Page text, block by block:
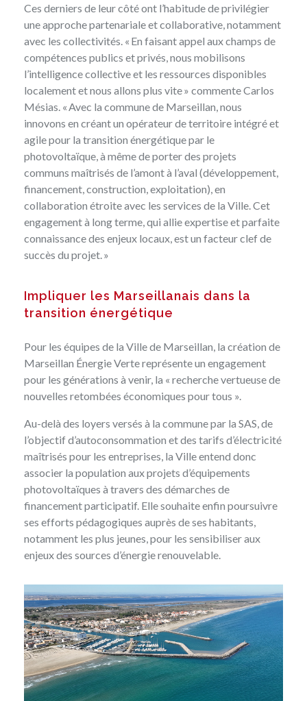
Ces derniers de leur côté ont l’habitude de privilégier
une approche partenariale et collaborative, notamment
avec les collectivités. « En faisant appel aux champs de
compétences publics et privés, nous mobilisons
l’intelligence collective et les ressources disponibles
localement et nous allons plus vite » commente Carlos
Mésias. « Avec la commune de Marseillan, nous
innovons en créant un opérateur de territoire intégré et
agile pour la transition énergétique par le
photovoltaïque, à même de porter des projets
communs maîtrisés de l’amont à l’aval (développement,
financement, construction, exploitation), en
collaboration étroite avec les services de la Ville. Cet
engagement à long terme, qui allie expertise et parfaite
connaissance des enjeux locaux, est un facteur clef de
succès du projet. »
Impliquer les Marseillanais dans la
transition énergétique
Pour les équipes de la Ville de Marseillan, la création de
Marseillan Énergie Verte représente un engagement
pour les générations à venir, la « recherche vertueuse de
nouvelles retombées économiques pour tous ».
Au-delà des loyers versés à la commune par la SAS, de
l’objectif d’autoconsommation et des tarifs d’électricité
maîtrisés pour les entreprises, la Ville entend donc
associer la population aux projets d’équipements
photovoltaïques à travers des démarches de
financement participatif. Elle souhaite enfin poursuivre
ses efforts pédagogiques auprès de ses habitants,
notamment les plus jeunes, pour les sensibiliser aux
enjeux des sources d’énergie renouvelable.